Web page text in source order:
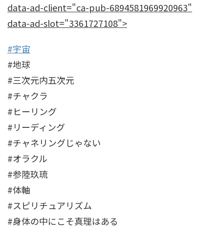
data-ad-client="ca-pub-6894581969920963"
data-ad-slot="3361727108">
#宇宙
#地球
#三次元内五次元
#チャクラ
#ヒーリング
#リーディング
#チャネリングじゃない
#オラクル
#参陸玖琉
#体軸
#スピリチュアリズム
#身体の中にこそ真理はある